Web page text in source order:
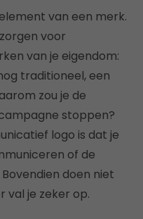
van een merk.
voor
van je eigendom:
traditioneel, een
zou je de
stoppen?
logo is dat je
of de
doen niet
val je zeker op.